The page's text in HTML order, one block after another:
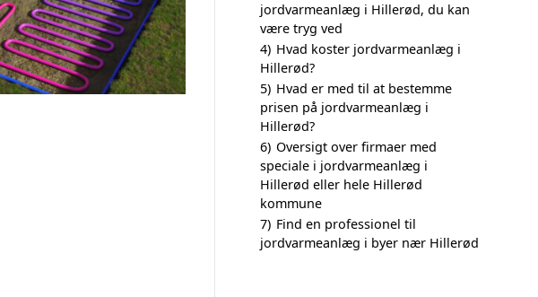
jordvarmeanlæg i Hillerød, du kan
være tryg ved
4) Hvad koster jordvarmeanlæg i
Hillerød?
5) Hvad er med til at bestemme
prisen på jordvarmeanlæg i
Hillerød?
6) Oversigt over firmaer med
speciale i jordvarmeanlæg i
Hillerød eller hele Hillerød
kommune
7) Find en professionel til
jordvarmeanlæg i byer nær Hillerød